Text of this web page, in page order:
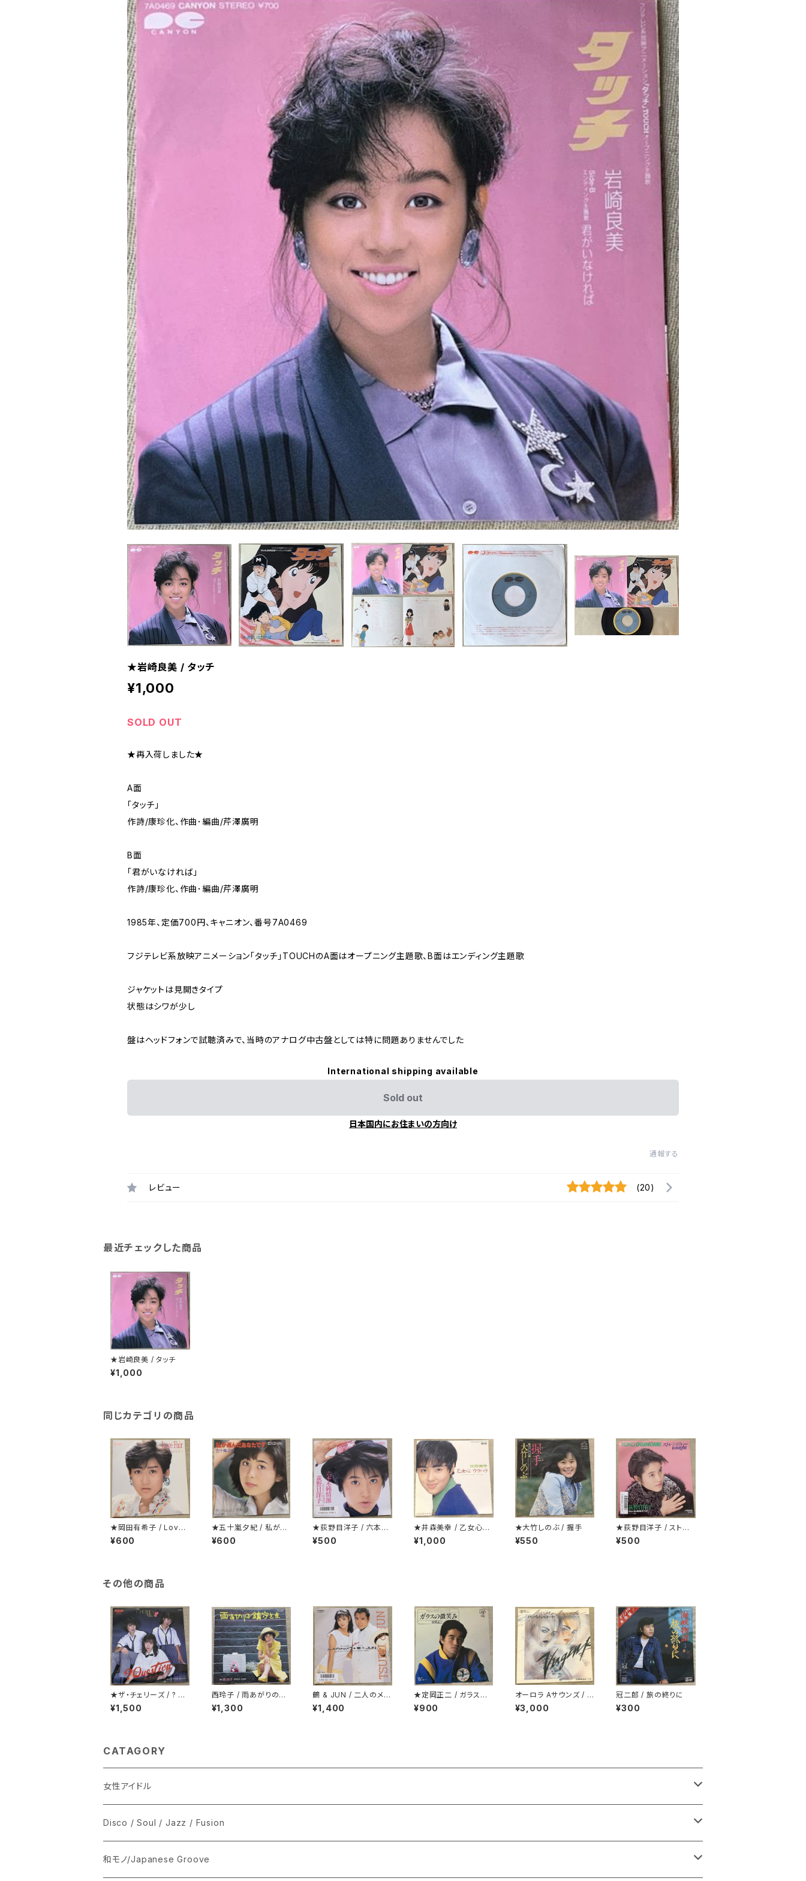
★岩崎良美 / タッチ
¥1,000
SOLD OUT
★再入荷しました★
A面
「タッチ」
作詩/康珍化、作曲･編曲/芹澤廣明
B面
「君がいなければ」
作詩/康珍化、作曲･編曲/芹澤廣明
1985年、定価700円、キャニオン、番号7A0469
フジテレビ系放映アニメーション｢タッチ｣TOUCHのA面はオープニング主題歌、B面はエンディング主題歌
ジャケットは見開きタイプ
状態はシワが少し
盤はヘッドフォンで試聴済みで、当時のアナログ中古盤としては特に問題ありませんでした
International shipping available
Sold out
日本国内にお住まいの方向け
通報する
レビュー (20)
最近チェックした商品
★岩崎良美 / タッチ
¥1,000
同じカテゴリの商品
★岡田有希子 / Love
Fair
¥600
★五十嵐夕紀 / 私が選
んだあなたです
¥600
★荻野目洋子 / 六本木
純情派
¥500
★井森美幸 / 乙女心ウ
ラハラ プロモ
¥1,000
★大竹しのぶ / 握手
¥550
★荻野目洋子 / ストレ
ンジャーtonight
¥500
その他の商品
★ザ・チェリーズ / ? Qu
estion
¥1,500
西玲子 / 雨あがりの鎮
守さま プロモ
¥1,300
鶴 & JUN / 二人のメラ
メラ
¥1,400
★定岡正二 / ガラスの
微笑み
¥900
オーロラ Aサウンズ / バ
ージンロード
¥3,000
冠二郎 / 旅の終りに
¥300
CATAGORY
女性アイドル
シングル盤
あ行
LP
Disco / Soul / Jazz / Fusion
シングル盤
和モノ/Japanese Groove